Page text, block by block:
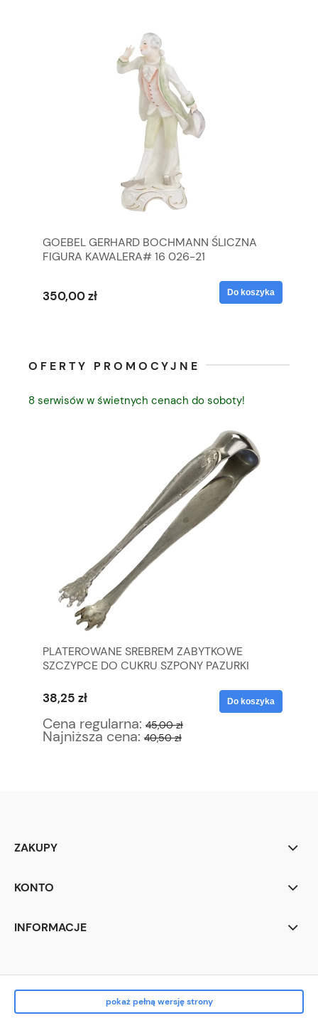
GOEBEL GERHARD BOCHMANN ŚLICZNA
FIGURA KAWALERA# 16 026-21
350,00 zł Do koszyka
OFERTY PROMOCYJNE
8 serwisów w świetnych cenach do soboty!
PLATEROWANE SREBREM ZABYTKOWE
SZCZYPCE DO CUKRU SZPONY PAZURKI
38,25 zł
Cena regularna: 45,00 zł
Najniższa cena: 40,50 zł
Do koszyka
ZAKUPY
KONTO
INFORMACJE
pokaż pełną wersję strony